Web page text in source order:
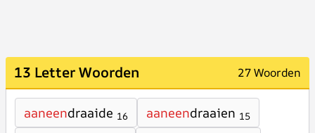
13 Letter Woorden 27 Woorden
aaneendraaide 16 aaneendraaien 15